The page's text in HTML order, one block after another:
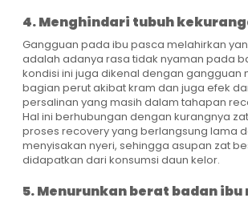
4. Menghindari tubuh
Gangguan pada ibu pasca melahirkan
adalah adanya rasa tidak nyaman pada
kondisi ini juga dikenal dengan gangguan
bagian perut akibat kram dan juga efek
persalinan yang masih dalam tahapan
Hal ini berhubungan dengan kurangnya
proses recovery yang berlangsung lama
menyisakan nyeri, sehingga asupan zat
didapatkan dari konsumsi daun kelor.
5. Menurunkan berat badan ibu